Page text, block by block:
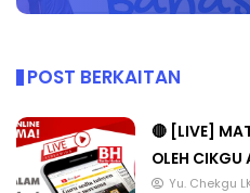
POST BERKAITAN
🔴 [LIVE]
OLEH
Yu. Chekgu